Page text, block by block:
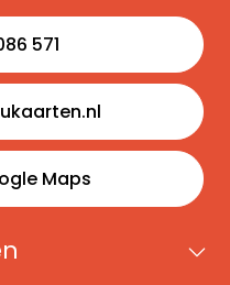
eenvoudig
We bieden het
van
een geschikt
en
571
Maps